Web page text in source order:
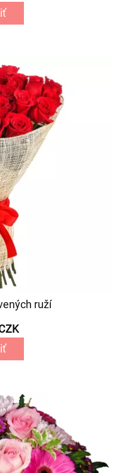
ruží